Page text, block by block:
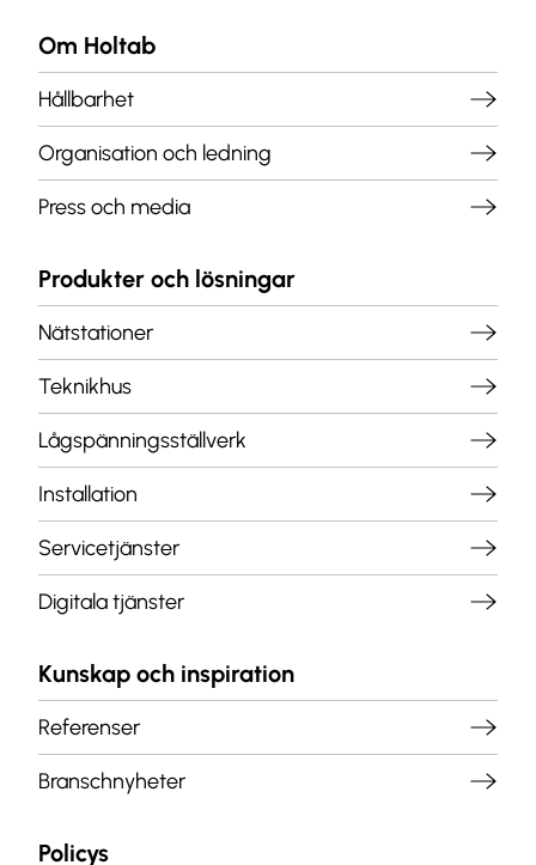
Om Holtab
Hållbarhet
Organisation och ledning
Press och media
Produkter och lösningar
Nätstationer
Teknikhus
Lågspänningsställverk
Installation
Servicetjänster
Digitala tjänster
Kunskap och inspiration
Referenser
Branschnyheter
Policys